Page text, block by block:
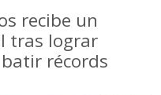
recibe un
tras lograr
récords